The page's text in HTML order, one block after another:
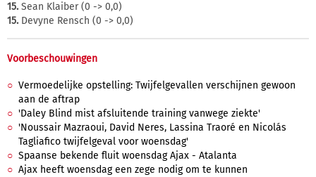
15.Sean Klaiber (0 -> 0,0)
15.Devyne Rensch (0 -> 0,0)
Voorbeschouwingen
Vermoedelijke opstelling: Twijfelgevallen verschijnen gewoon
aan de aftrap
'Daley Blind mist afsluitende training vanwege ziekte'
'Noussair Mazraoui, David Neres, Lassina Traoré en Nicolás
Tagliafico twijfelgeval voor woensdag'
Spaanse bekende fluit woensdag Ajax - Atalanta
Ajax heeft woensdag een zege nodig om te kunnen